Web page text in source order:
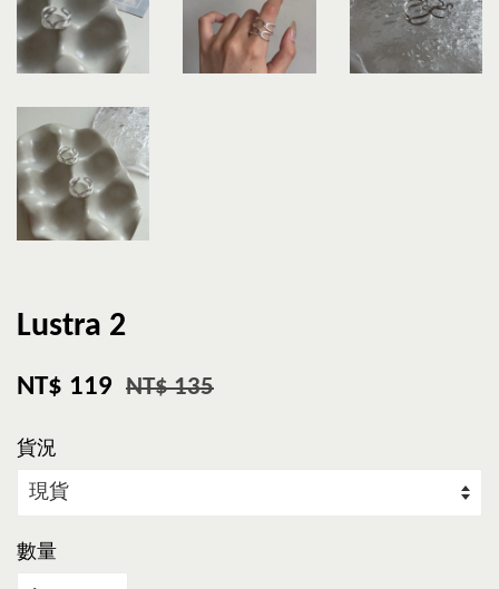
Lustra 2
NT$ 119 NT$ 135
貨況
數量